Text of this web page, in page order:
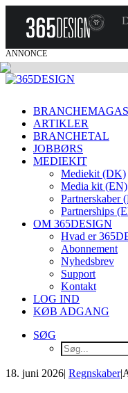
ANNONCE
ARTIKLER
BRANCHETAL
JOBBØRS
MEDIEKIT
Mediekit (DK)
Media kit (EN)
Partnerskaber
Partnerships
OM 365DESIGN
Hvad er
Abonnement
Nyhedsbrev
Support
Kontakt
LOG IND
KØB ADGANG
SØG
18. juni 2026| Regnskaber|